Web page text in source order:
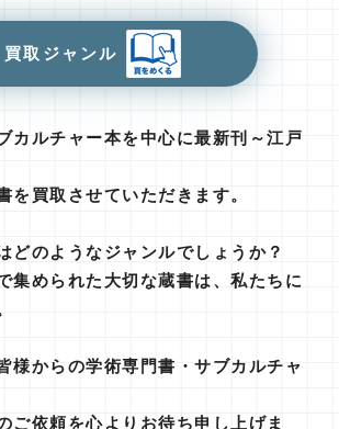
買取ジャンル
カルチャー本を中心に最新刊～江戸
を買取させていただきます。
どのようなジャンルでしょうか？
集められた大切な蔵書は、私たちに
様からの学術専門書・サブカルチャ
ご依頼を心よりお待ち申し上げま